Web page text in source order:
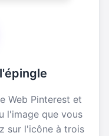
Web Pinterest et
l'image que vous
sur l'icône à trois